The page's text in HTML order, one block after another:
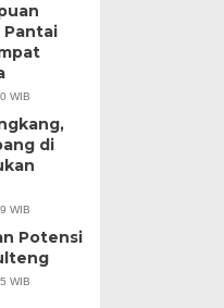
Buruh
di
MOROWALI – Industri
Mantra hilirisasi terus…
WIB
di
WIB
Potensi
WIB